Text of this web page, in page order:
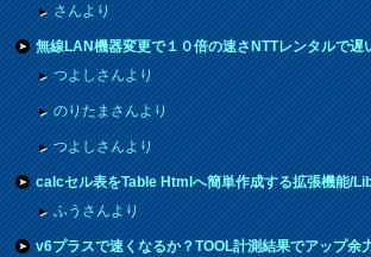
さんより
無線LAN機器変更で１０倍の速さNTTレンタルで遅
つよしさんより
のりたまさんより
つよしさんより
calcセル表をTable Htmlへ簡単作成する拡張機能/
ふうさんより
v6プラスで速くなるか？TOOL計測結果でアップ余